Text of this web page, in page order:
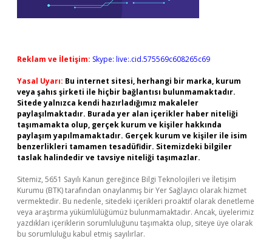
Reklam ve İletişim: Skype: live:.cid.575569c608265c69
Yasal Uyarı: Bu internet sitesi, herhangi bir marka, kurum
veya şahıs şirketi ile hiçbir bağlantısı bulunmamaktadır.
Sitede yalnızca kendi hazırladığımız makaleler
paylaşılmaktadır. Burada yer alan içerikler haber niteliği
taşımamakta olup, gerçek kurum ve kişiler hakkında
paylaşım yapılmamaktadır. Gerçek kurum ve kişiler ile isim
benzerlikleri tamamen tesadüfidir. Sitemizdeki bilgiler
taslak halindedir ve tavsiye niteliği taşımazlar.
Sitemiz, 5651 Sayılı Kanun gereğince Bilgi Teknolojileri ve İletişim
Kurumu (BTK) tarafından onaylanmış bir Yer Sağlayıcı olarak hizmet
vermektedir. Bu nedenle, sitedeki içerikleri proaktif olarak denetleme
veya araştırma yükümlülüğümüz bulunmamaktadır. Ancak, üyelerimiz
yazdıkları içeriklerin sorumluluğunu taşımakta olup, siteye üye olarak
bu sorumluluğu kabul etmiş sayılırlar.